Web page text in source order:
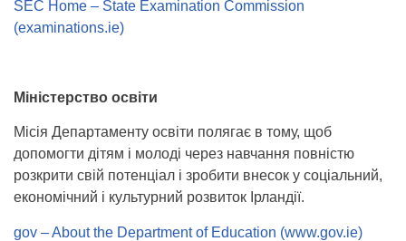
SEC Home – State Examination Commission
(examinations.ie)
Міністерство освіти
Місія Департаменту освіти полягає в тому, щоб
допомогти дітям і молоді через навчання повністю
розкрити свій потенціал і зробити внесок у соціальний,
економічний і культурний розвиток Ірландії.
gov – About the Department of Education (www.gov.ie)